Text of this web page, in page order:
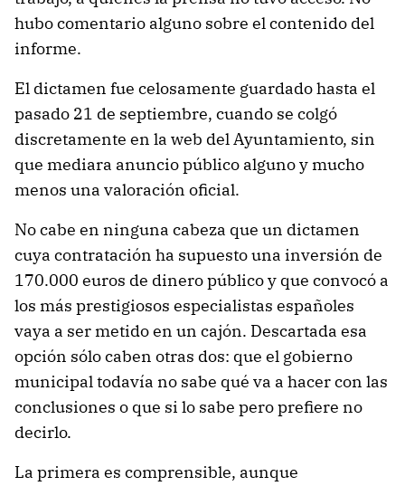
hubo comentario alguno sobre el contenido del
informe.
El dictamen fue celosamente guardado hasta el
pasado 21 de septiembre, cuando se colgó
discretamente en la web del Ayuntamiento, sin
que mediara anuncio público alguno y mucho
menos una valoración oficial.
No cabe en ninguna cabeza que un dictamen
cuya contratación ha supuesto una inversión de
170.000 euros de dinero público y que convocó a
los más prestigiosos especialistas españoles
vaya a ser metido en un cajón. Descartada esa
opción sólo caben otras dos: que el gobierno
municipal todavía no sabe qué va a hacer con las
conclusiones o que si lo sabe pero prefiere no
decirlo.
La primera es comprensible, aunque